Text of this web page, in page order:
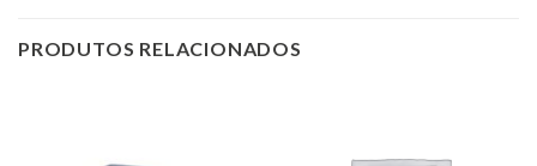
PRODUTOS RELACIONADOS